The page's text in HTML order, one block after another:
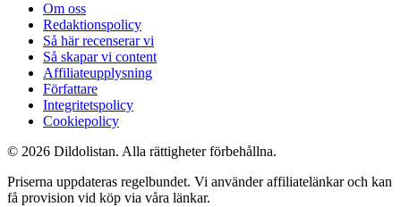
Om oss
Redaktionspolicy
Så här recenserar vi
Så skapar vi content
Affiliateupplysning
Författare
Integritetspolicy
Cookiepolicy
© 2026 Dildolistan. Alla rättigheter förbehållna.
Priserna uppdateras regelbundet. Vi använder affiliatelänkar och kan
få provision vid köp via våra länkar.